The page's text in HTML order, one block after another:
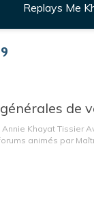
Replays Me
Annie Khayat Tissier
animés par